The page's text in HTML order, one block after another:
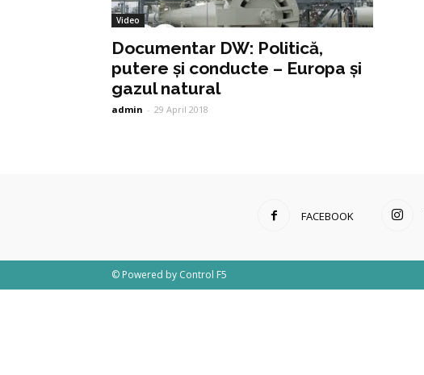
Video
Documentar DW: Politică,
putere și conducte – Europa și
gazul natural
admin - 29 April 2018
FACEBOOK
© Powered by Control F5